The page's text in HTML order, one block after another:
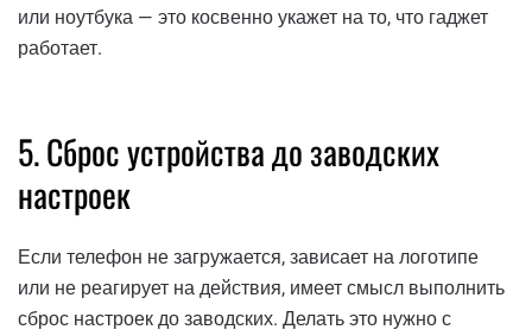
или ноутбука — это косвенно укажет на то, что гаджет
работает.
5. Сброс устройства до заводских
настроек
Если телефон не загружается, зависает на логотипе
или не реагирует на действия, имеет смысл выполнить
сброс настроек до заводских. Делать это нужно с